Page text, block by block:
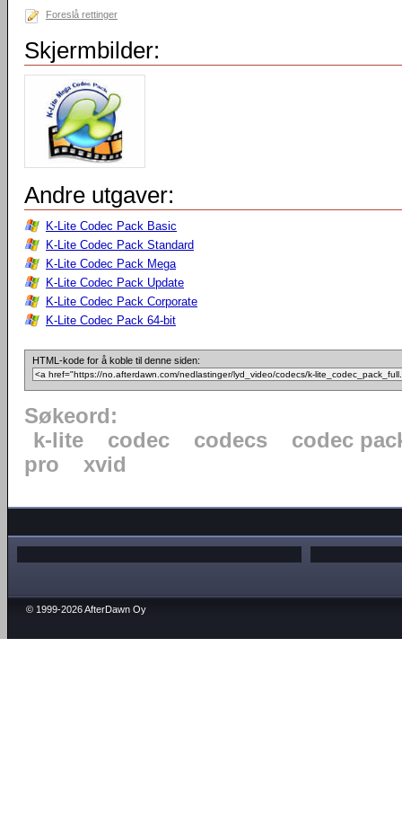
Foreslå rettinger
Skjermbilder:
Andre utgaver:
K-Lite Codec Pack Basic
K-Lite Codec Pack Standard
K-Lite Codec Pack Mega
K-Lite Codec Pack Update
K-Lite Codec Pack Corporate
K-Lite Codec Pack 64-bit
HTML-kode for å koble til denne siden:
Søkeord:
k-lite
codec codecs
codec
pro
xvid
© 1999-2026 AfterDawn Oy